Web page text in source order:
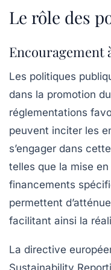
Le rôle des
Encouragement
Les politiques
dans la promotion
réglementations
peuvent inciter les
s’engager dans
telles que la mise
financements
permettent
facilitant ainsi la
La directive